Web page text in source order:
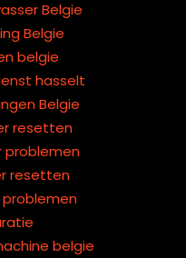
Belgie
Belgie
belgie
hasselt
Belgie
resetten
problemen
resetten
belgie